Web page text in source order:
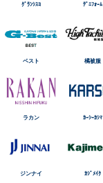
ｸﾞﾗﾝｼｽｺ ﾃﾞﾆﾌｫｰﾑ
ベスト 橘被服
ラカン ｶｰｼｰｶｼﾏ
ジンナイ ｶｼﾞﾒｲｸ